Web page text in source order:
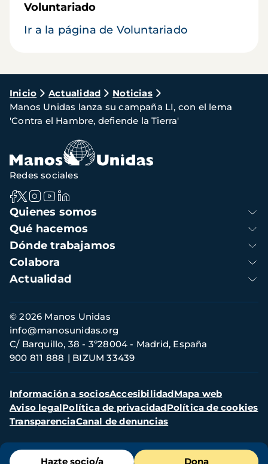
Voluntariado
Ir a la página de Voluntariado
Ruta
de
navegación
Inicio Actualidad
Noticias
Manos Unidas lanza su campaña LI, con el lema
'Contra el Hambre, defiende la Tierra'
Menú
Hazte socio/a Dona
Navegación
principal
Quienes somos
Qué hacemos
Dónde trabajamos
Colabora
Actualidad
Redes sociales
Información
de
contacto
© 2026 Manos Unidas
C/ Barquillo, 38 - 3º28004 - Madrid, España
900 811 888
BIZUM 33439
info@manosunidas.org
Menú
secundario
Información a sociosAccesibilidadMapa web
Aviso legalPolítica de privacidadPolítica de cookies
TransparenciaCanal de denuncias